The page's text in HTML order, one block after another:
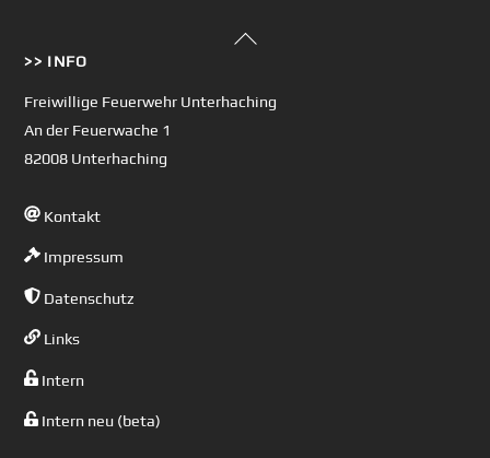
Back
>> INFO
Freiwillige Feuerwehr Unterhaching
An der Feuerwache 1
82008 Unterhaching
Kontakt
Impressum
Datenschutz
Links
Intern
Intern neu (beta)